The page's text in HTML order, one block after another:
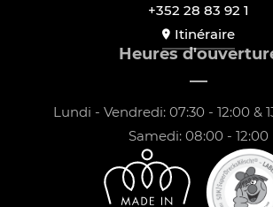
+352 28 83 92 1
Itinéraire
Heures
Lundi - Vendredi: 07:30 - 12:00 &
Samedi: 08:00 - 12:00